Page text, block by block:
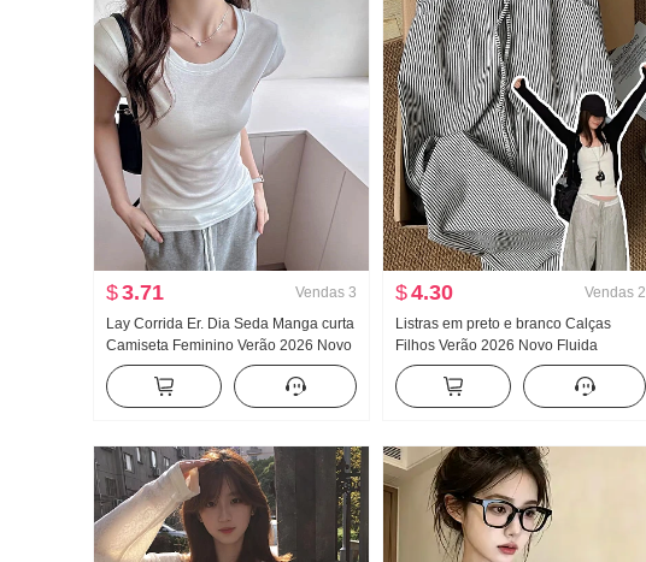
$3.71 Vendas 3
Lay Corrida Er. Dia Seda Manga curta
Camiseta Feminino Verão 2026 Novo
Frio Sentido Dentro Pegue O fundo do
poço Ajustado Voar Manga Top
$4.30 Vendas 2
Listras em preto e branco Calças
Filhos Verão 2026 Novo Fluida
Pingente Sentido Velho Dinheiro
Vento Calças Para pessoas baixas
Descontraído Vento Calças de perna